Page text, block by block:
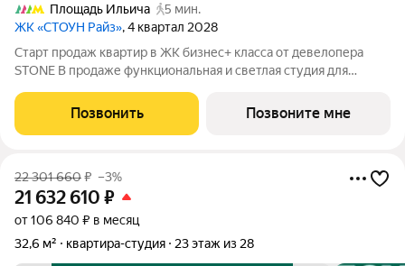
Площадь Ильича
5 мин.
ЖК «СТОУН Райз», 4 квартал 2028
Старт продаж квартир в ЖК бизнес+ класса от девелопера
STONE В продаже функциональная и светлая студия для
молодым парам и небольшим семьям. Квартира расположена
в камерном низкоэтажном жилом
Позвонить Позвоните мне
22 301 660₽ –3%
21 632 610 ₽
от 106 840 ₽ в месяц
32,6 м²
квартира-студия 23 этаж из 28